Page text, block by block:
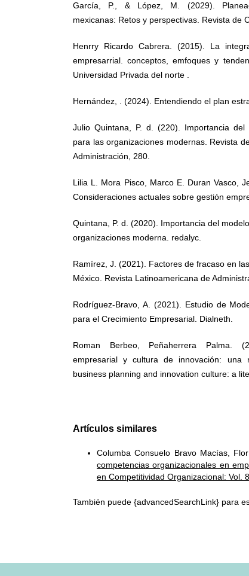
García, P., & López, M. (2029).
mexicanas: Retos y perspectivas. Revista de
Henrry Ricardo Cabrera. (2015). La
empresarrial. conceptos, emfoques y
Universidad Privada del norte .
Hernández, . (2024). Entendiendo el plan
Julio Quintana, P. d. (220). Importancia
para las organizaciones modernas. Revista
Administración, 280.
Lilia L. Mora Pisco, Marco E. Duran Vasco,
Consideraciones actuales sobre gestión
Quintana, P. d. (2020). Importancia del
organizaciones moderna. redalyc.
Ramírez, J. (2021). Factores de fracaso en
México. Revista Latinoamericana de
Rodríguez-Bravo, A. (2021). Estudio de
para el Crecimiento Empresarial. Dialneth.
Roman Berbeo, Peñaherrera Palma.
empresarial y cultura de innovación: una
business planning and innovation culture: a
Artículos similares
Columba Consuelo Bravo Macías,
competencias organizacionales en
en Competitividad Organizacional: Vol.
También puede {advancedSearchLink} para